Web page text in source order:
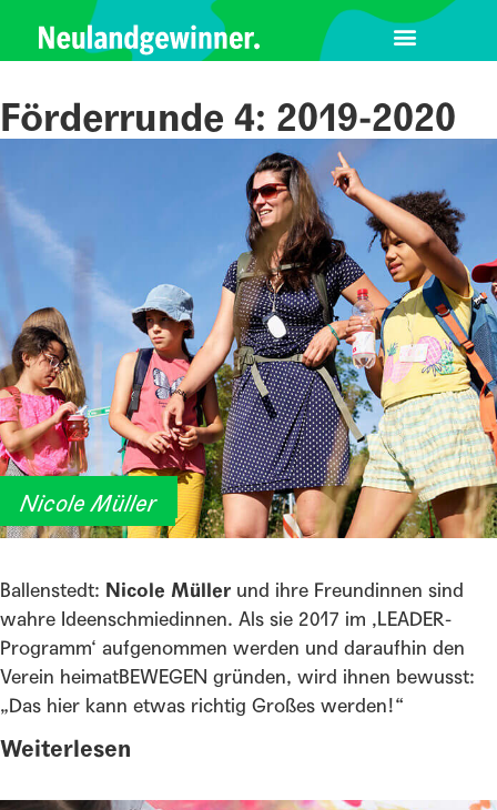
Förderrunde 4: 2019-2020
Nicole Müller
heimatLABOR
Ballenstedt: Nicole Müller und ihre Freundinnen sind
wahre Ideenschmiedinnen. Als sie 2017 im ‚LEADER-
Programm‘ aufgenommen werden und daraufhin den
Verein heimatBEWEGEN gründen, wird ihnen bewusst:
„Das hier kann etwas richtig Großes werden!“
Weiterlesen